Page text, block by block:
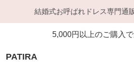
結婚式お呼ばれドレス専門通
5,000円以上のご購入
PATIRA